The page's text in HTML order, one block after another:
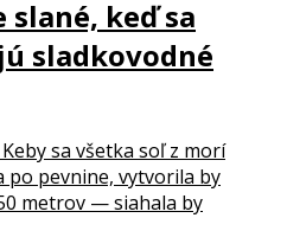
slané, keď sa
sladkovodné
sa všetka soľ z morí
pevnine, vytvorila by
metrov — siahala by